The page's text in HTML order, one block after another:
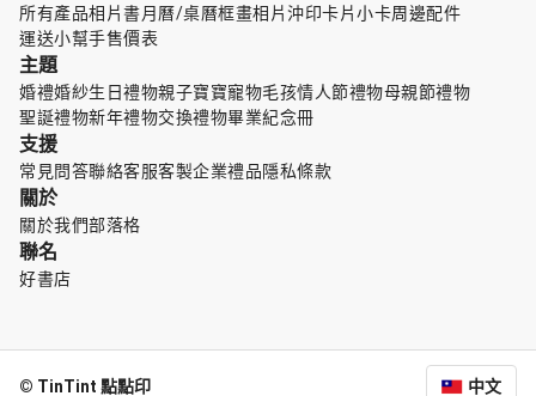
所有產品相片書月曆/桌曆框畫相片沖印卡片小卡周邊配件
運送小幫手售價表
主題
婚禮婚紗生日禮物親子寶寶寵物毛孩情人節禮物母親節禮物
聖誕禮物新年禮物交換禮物畢業紀念冊
支援
常見問答聯絡客服客製企業禮品隱私條款
關於
關於我們部落格
聯名
好書店
© TinTint 點點印 中文